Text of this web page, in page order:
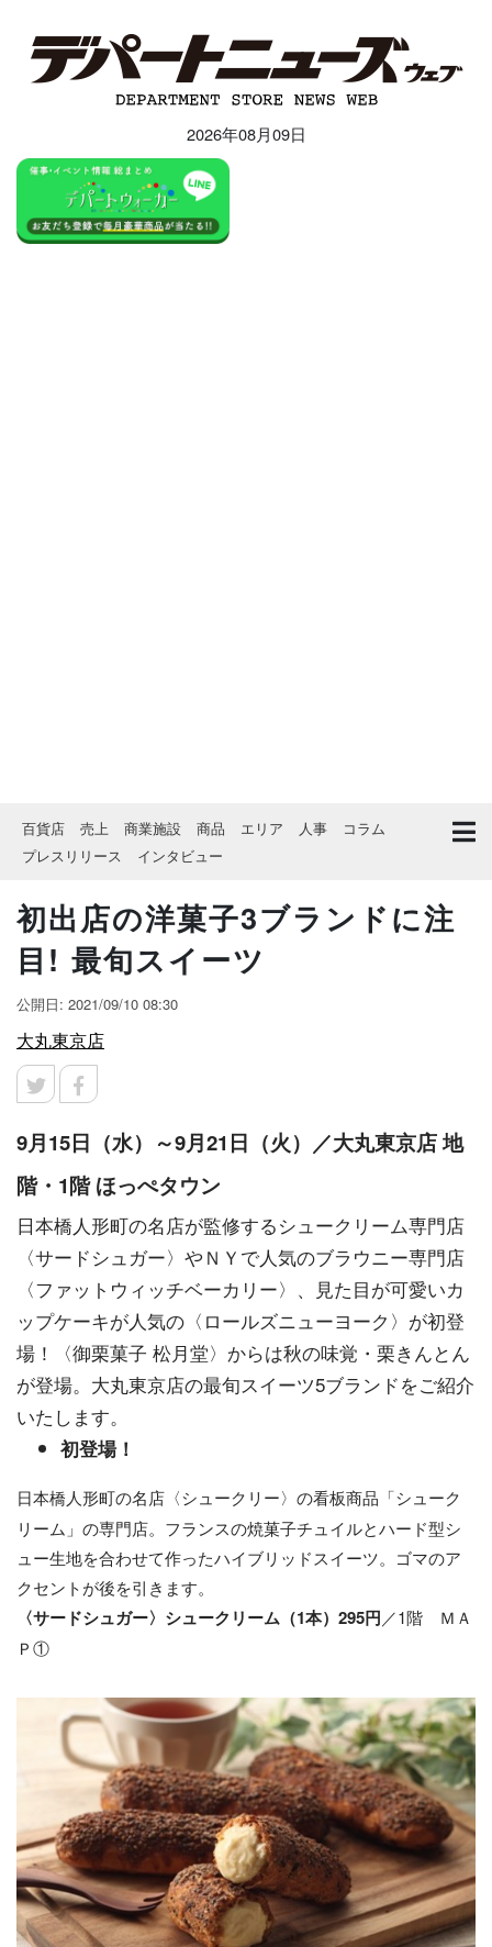
2026年08月09日
百貨店 売上 商業施設 商品 エリア 人事
コラム
プレスリリース
インタビュー
初出店の洋菓子3ブランドに注
目! 最旬スイーツ
公開日: 2021/09/10 08:30
大丸東京店
9月15日（水）～9月21日（火）／大丸東京店 地
階・1階 ほっぺタウン
日本橋人形町の名店が監修するシュークリーム専門店
〈サードシュガー〉やＮＹで人気のブラウニー専門店
〈ファットウィッチベーカリー〉、見た目が可愛いカ
ップケーキが人気の〈ロールズニューヨーク〉が初登
場！〈御栗菓子 松月堂〉からは秋の味覚・栗きんとん
が登場。大丸東京店の最旬スイーツ5ブランドをご紹介
いたします。
初登場！
日本橋人形町の名店〈シュークリー〉の看板商品「シューク
リーム」の専門店。フランスの焼菓子チュイルとハード型シ
ュー生地を合わせて作ったハイブリッドスイーツ。ゴマのア
クセントが後を引きます。
〈サードシュガー〉シュークリーム（1本）295円／1階 ＭＡ
Ｐ①